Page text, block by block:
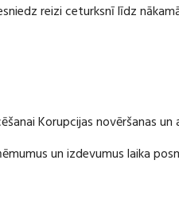
reizi ceturksnī līdz
Korupcijas novēršanas
un izdevumus laika